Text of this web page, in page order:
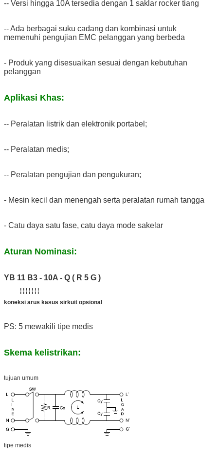
-- Versi hingga 10A tersedia dengan 1 saklar rocker tiang
-- Ada berbagai suku cadang dan kombinasi untuk
memenuhi pengujian EMC pelanggan yang berbeda
- Produk yang disesuaikan sesuai dengan kebutuhan
pelanggan
Aplikasi Khas:
-- Peralatan listrik dan elektronik portabel;
-- Peralatan medis;
-- Peralatan pengujian dan pengukuran;
- Mesin kecil dan menengah serta peralatan rumah tangga
- Catu daya satu fase, catu daya mode sakelar
Aturan Nominasi:
YB 11 B3 - 10A - Q ( R 5 G )
¦ ¦ ¦ ¦ ¦ ¦ ¦
koneksi arus kasus sirkuit opsional
PS: 5 mewakili tipe medis
Skema kelistrikan:
tujuan umum
tipe medis